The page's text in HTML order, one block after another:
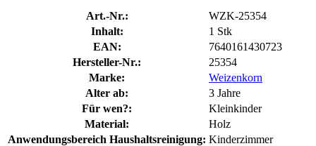
Art.-Nr.:
WZK-25354
Inhalt:
1 Stk
EAN:
7640161430723
Hersteller-Nr.:
25354
Marke:
Weizenkorn
Alter ab:
3 Jahre
Für wen?:
Kleinkinder
Material:
Holz
Anwendungsbereich Haushaltsreinigung: Kinderzimmer